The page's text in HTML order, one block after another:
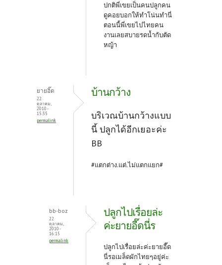
ปกติพี่เขยเป็นคนปลูกคน
ดูคอยบอกให้ทำโน่นทำนี่
ตอนนี้พี่เขยไปไทยคน
งานเลยสบายรดน้ำกับตัด
หญ้า
ยายอิ๊ด
22
ตุลาคม,
2010 -
15:35
permalink
บ้านกว้าง
บริเวณบ้านกว้างแบบ
นี้ ปลูกได้อีกเยอะค่ะ
BB
#แตกต่าง.แต่.ไม่แตกแยก#
bb-boz
22
ตุลาคม,
2010 -
16:15
permalink
ปลูกไปเรื่อยล่ะ
ค่ะยายอี๊ดนี่ร
ปลูกไปเรื่อยล่ะค่ะยายอี๊ด
นี่รอเมล็ดผักไทยๆอยู่ค่ะ